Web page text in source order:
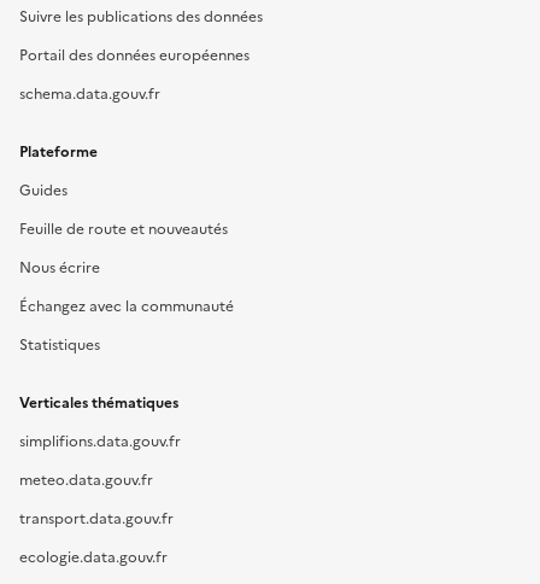
Suivre les publications des données
Portail des données européennes
schema.data.gouv.fr
Plateforme
Guides
Feuille de route et nouveautés
Nous écrire
Échangez avec la communauté
Statistiques
Verticales thématiques
simplifions.data.gouv.fr
meteo.data.gouv.fr
transport.data.gouv.fr
ecologie.data.gouv.fr